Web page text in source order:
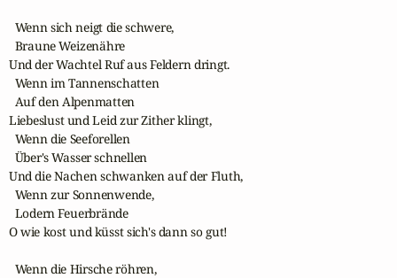
  Wenn sich neigt die schwere,
  Braune Weizenähre
Und der Wachtel Ruf aus Feldern dringt.
  Wenn im Tannenschatten
  Auf den Alpenmatten
Liebeslust und Leid zur Zither klingt,
  Wenn die Seeforellen
  Über's Wasser schnellen
Und die Nachen schwanken auf der Fluth,
  Wenn zur Sonnenwende,
  Lodern Feuerbrände
O wie kost und küsst sich's dann so gut!
  Wenn die Hirsche röhren,